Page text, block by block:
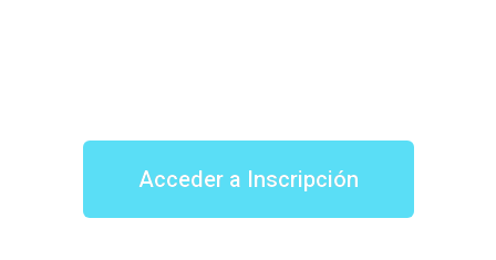
Acceder a Inscripción